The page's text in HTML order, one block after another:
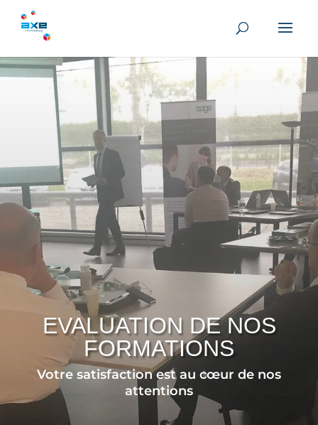
EVALUATION DE NOS
FORMATIONS
Votre satisfaction est au cœur de nos
attentions